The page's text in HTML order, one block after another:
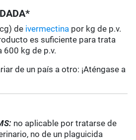
de ivermectina por kg de p.v.
es suficiente para trata
600 kg de p.v.
de un país a otro: ¡Aténgase a
no aplicable por tratarse de
no de un plaguicida